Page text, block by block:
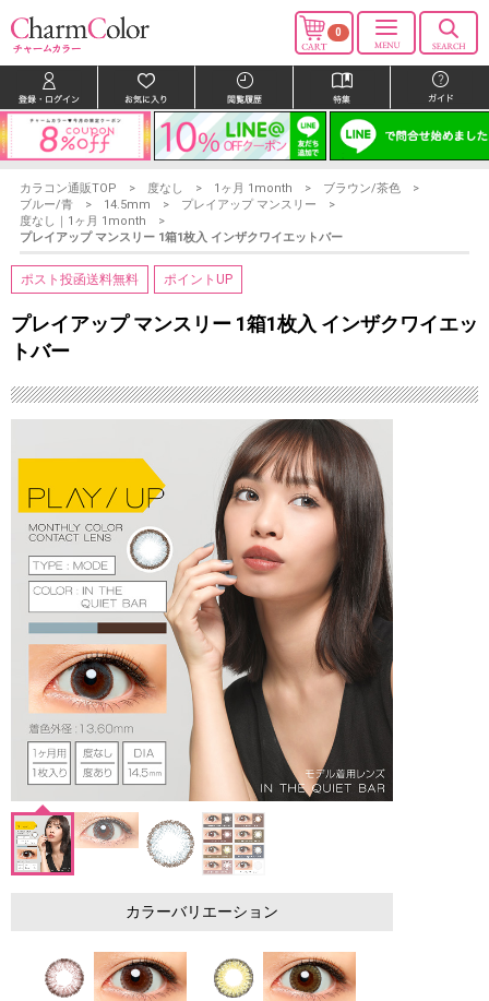
0
カラコン通販TOP 度なし 1ヶ月 1month
ブラウン/茶色
ブルー/青
14.5mm
プレイアップ マンスリー
度なし｜1ヶ月 1month
プレイアップ マンスリー 1箱1枚入 インザクワイエットバー
ポスト投函送料無料 ポイントUP
プレイアップ マンスリー 1箱1枚入 インザクワイエッ
トバー
カラーバリエーション